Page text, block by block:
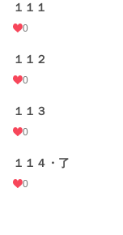
１１１
0
１１２
0
１１３
0
１１４・了
0